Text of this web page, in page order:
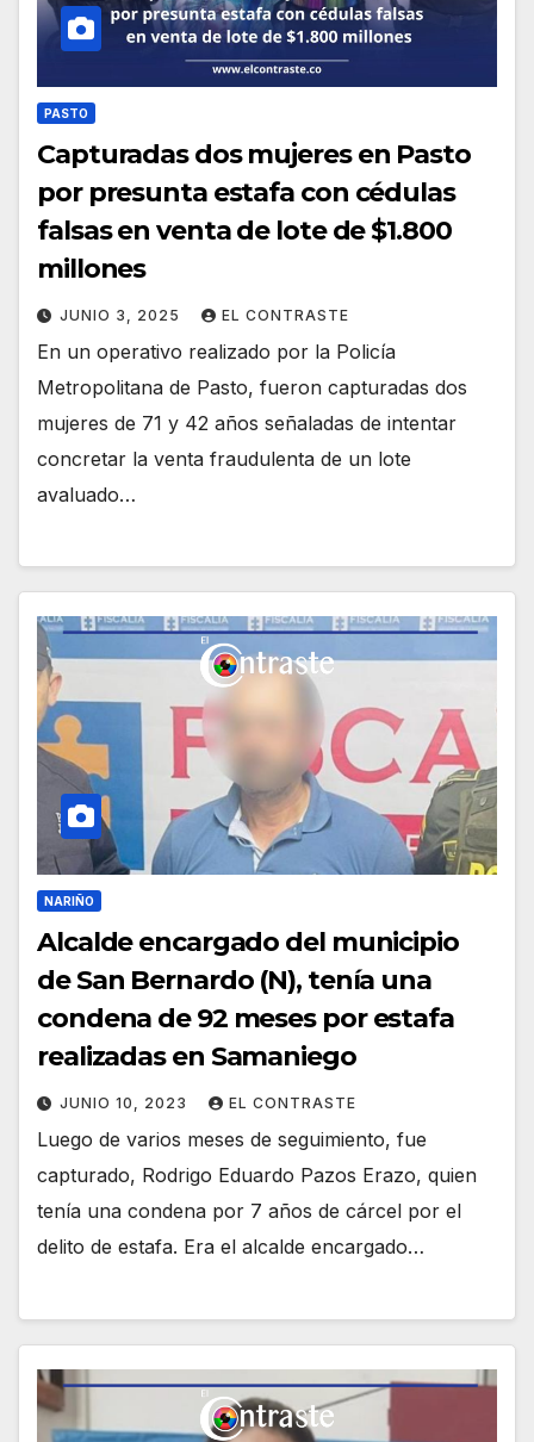
PASTO
Capturadas dos mujeres en Pasto
por presunta estafa con cédulas
falsas en venta de lote de $1.800
millones
JUNIO 3, 2025 EL CONTRASTE
En un operativo realizado por la Policía
Metropolitana de Pasto, fueron capturadas dos
mujeres de 71 y 42 años señaladas de intentar
concretar la venta fraudulenta de un lote
avaluado…
NARIÑO
Alcalde encargado del municipio
de San Bernardo (N), tenía una
condena de 92 meses por estafa
realizadas en Samaniego
JUNIO 10, 2023 EL CONTRASTE
Luego de varios meses de seguimiento, fue
capturado, Rodrigo Eduardo Pazos Erazo, quien
tenía una condena por 7 años de cárcel por el
delito de estafa. Era el alcalde encargado…